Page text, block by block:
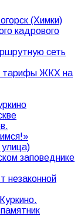
(Химки)
кадрового
сеть
тарифы ЖКХ на
заповеднике
незаконной